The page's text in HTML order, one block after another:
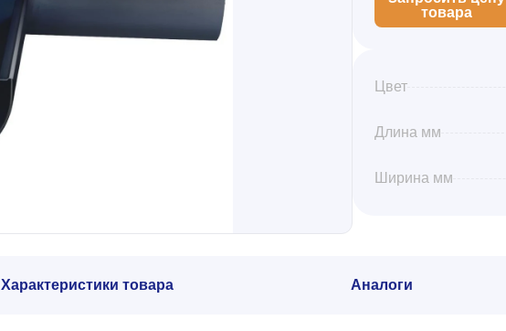
товара
Цвет
Длина мм
Ширина мм
Характеристики товара Аналоги